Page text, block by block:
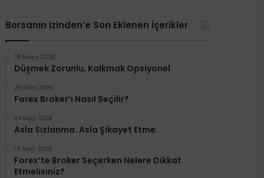
Borsanın İzinden’e Son Eklenen İçerikler
18 Mayıs 2026
Düşmek Zorunlu, Kalkmak Opsiyonel
26 Mart 2026
Forex Broker’ı Nasıl Seçilir?
24 Mart 2026
Asla Sızlanma. Asla Şikayet Etme.
16 Mart 2026
Forex’te Broker Seçerken Nelere Dikkat
Etmelisiniz?